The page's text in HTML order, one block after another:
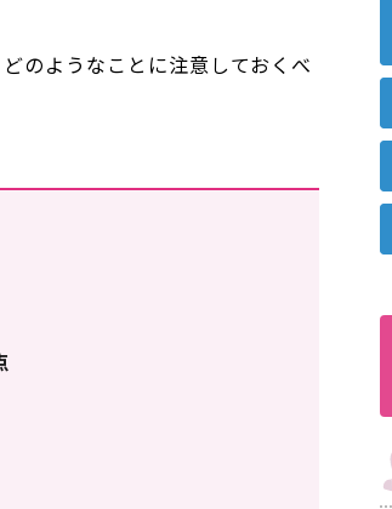
のようなことに注意しておくべ